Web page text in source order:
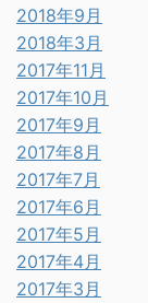
2018年9月
2018年3月
2017年11月
2017年10月
2017年9月
2017年8月
2017年7月
2017年6月
2017年5月
2017年4月
2017年3月